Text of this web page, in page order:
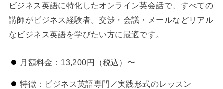
ビジネス英語に特化したオンライン英会話で、すべての
講師がビジネス経験者。交渉・会議・メールなどリアル
なビジネス英語を学びたい方に最適です。
月額料金：13,200円（税込）〜
特徴：ビジネス英語専門／実践形式のレッスン